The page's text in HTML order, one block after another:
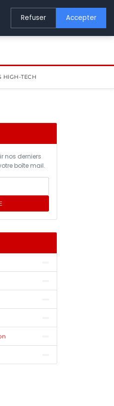
HIGH-TECH
nos derniers
boîte mail.
Refuser Accepter